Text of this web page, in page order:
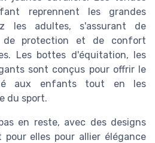
reprennent les grandes
les adultes, s'assurant de
de protection et de confort
Les bottes d'équitation, les
sont conçus pour offrir le
aux enfants tout en les
du sport.
en reste, avec des designs
pour elles pour allier élégance